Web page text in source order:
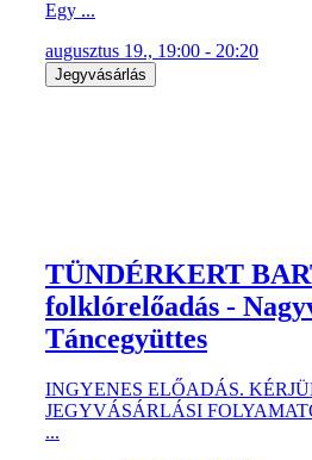
Egy ...
augusztus 19., 19:00 - 20:20
Jegyvásárlás
TÜNDÉRKERT
folklórelőadás -
Táncegyüttes
INGYENES ELŐADÁS.
JEGYVÁSÁRLÁSI
...